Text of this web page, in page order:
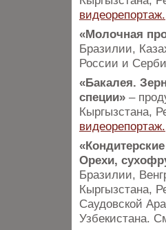
видеорепортаж.
«Молочная
Бразилии,
России и
«Бакалея.
специи» –
Кыргызстана,
видеорепортаж.
Орехи,
Бразилии,
Кыргызстана,
Саудовской
Узбекистана.